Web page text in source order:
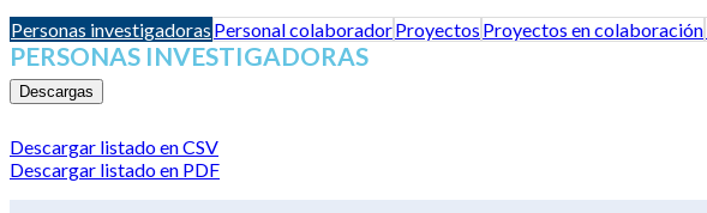
Personas investigadoras Personal colaboradorProyectos Proyectos en colaboración
PERSONAS INVESTIGADORAS
Descargas
Descargar listado en CSV
Descargar listado en PDF